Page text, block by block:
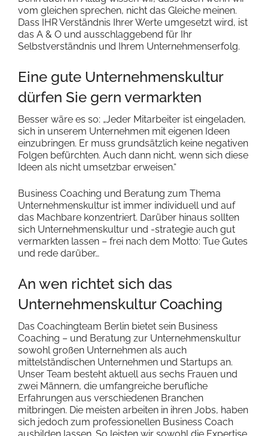
vom gleichen sprechen, nicht das Gleiche meinen.
Dass IHR Verständnis Ihrer Werte umgesetzt wird, ist
das A & O und ausschlaggebend für Ihr
Selbstverständnis und Ihrem Unternehmenserfolg.
Eine gute Unternehmenskultur
dürfen Sie gern vermarkten
Besser wäre es so: „Jeder Mitarbeiter ist eingeladen,
sich in unserem Unternehmen mit eigenen Ideen
einzubringen. Er muss grundsätzlich keine negativen
Folgen befürchten. Auch dann nicht, wenn sich diese
Ideen als nicht umsetzbar erweisen.“
Business Coaching und Beratung zum Thema
Unternehmenskultur ist immer individuell und auf
das Machbare konzentriert. Darüber hinaus sollten
sich Unternehmenskultur und -strategie auch gut
vermarkten lassen – frei nach dem Motto: Tue Gutes
und rede darüber…
An wen richtet sich das
Unternehmenskultur Coaching
Das Coachingteam Berlin bietet sein Business
Coaching – und Beratung zur Unternehmenskultur
sowohl großen Unternehmen als auch
mittelständischen Unternehmen und Startups an.
Unser Team besteht aktuell aus sechs Frauen und
zwei Männern, die umfangreiche berufliche
Erfahrungen aus verschiedenen Branchen
mitbringen. Die meisten arbeiten in ihren Jobs, haben
sich jedoch zum professionellen Business Coach